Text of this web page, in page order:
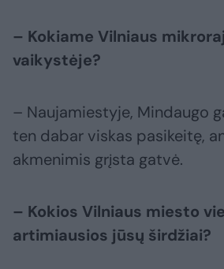
– Kokiame Vilniaus
vaikystėje?
– Naujamiestyje, Mindaugo
ten dabar viskas pasikeitę,
akmenimis grįsta gatvė.
– Kokios Vilniaus miesto
artimiausios jūsų širdžiai?